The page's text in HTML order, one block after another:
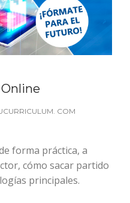
COM
forma práctica, a
cómo sacar partido
principales.